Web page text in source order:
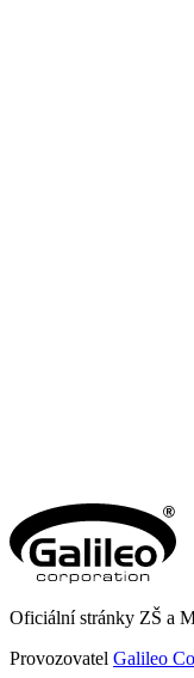
Oficiální stránky ZŠ a
Provozovatel Galileo